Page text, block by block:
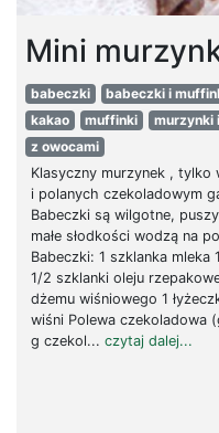
Mini
babeczki babeczki i
kakao
muffinki murzynki
z owocami
Klasyczny murzynek ,
i polanych czekoladowym
Babeczki są wilgotne,
małe słodkości wodzą na
Babeczki: 1 szklanka
1/2 szklanki oleju
dżemu wiśniowego 1
wiśni Polewa czekoladowa
g czekol... czytaj dalej...